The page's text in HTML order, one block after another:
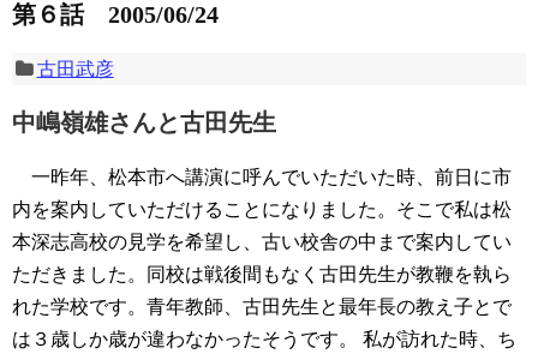
第６話 2005/06/24
古田武彦
中嶋嶺雄さんと古田先生
一昨年、松本市へ講演に呼んでいただいた時、前日に市
内を案内していただけることになりました。そこで私は松
本深志高校の見学を希望し、古い校舎の中まで案内してい
ただきました。同校は戦後間もなく古田先生が教鞭を執ら
れた学校です。青年教師、古田先生と最年長の教え子とで
は３歳しか歳が違わなかったそうです。 私が訪れた時、ち